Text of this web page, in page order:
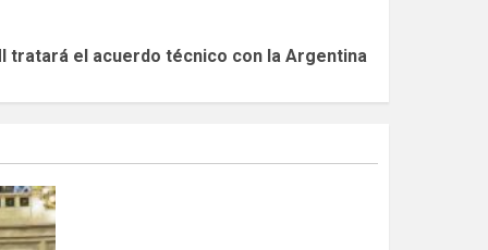
tratará el acuerdo técnico con la Argentina